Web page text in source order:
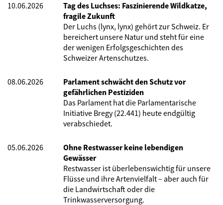
10.06.2026
Tag des Luchses: Faszinierende Wildkatze,
fragile Zukunft
Der Luchs (lynx, lynx) gehört zur Schweiz. Er
bereichert unsere Natur und steht für eine
der wenigen Erfolgsgeschichten des
Schweizer Artenschutzes.
08.06.2026
Parlament schwächt den Schutz vor
gefährlichen Pestiziden
Das Parlament hat die Parlamentarische
Initiative Bregy (22.441) heute endgültig
verabschiedet.
05.06.2026
Ohne Restwasser keine lebendigen
Gewässer
Restwasser ist überlebenswichtig für unsere
Flüsse und ihre Artenvielfalt – aber auch für
die Landwirtschaft oder die
Trinkwasserversorgung.